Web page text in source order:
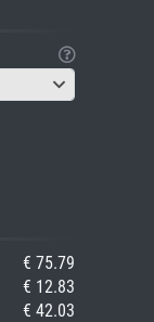
€ 75.79
€ 12.83
€ 42.03